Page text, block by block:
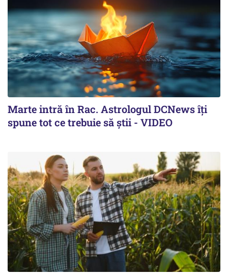
Marte intră în Rac. Astrologul DCNews îți
spune tot ce trebuie să știi - VIDEO